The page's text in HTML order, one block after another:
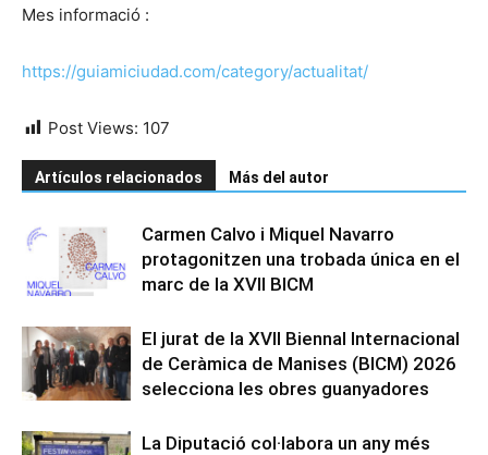
Mes informació :
https://guiamiciudad.com/category/actualitat/
Post Views: 107
Artículos relacionados Más del autor
Carmen Calvo i Miquel Navarro
protagonitzen una trobada única en el
marc de la XVII BICM
El jurat de la XVII Biennal Internacional
de Ceràmica de Manises (BICM) 2026
selecciona les obres guanyadores
La Diputació col·labora un any més